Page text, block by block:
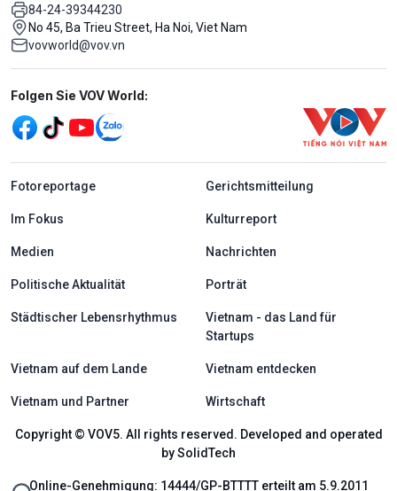
84-24-39344230
No 45, Ba Trieu Street, Ha Noi, Viet Nam
vovworld@vov.vn
Mạng xã hội
Folgen Sie VOV World:
menu footer tiếng Đức
Fotoreportage Gerichtsmitteilung
Im Fokus Kulturreport
Medien Nachrichten
Politische Aktualität Porträt
Städtischer Lebensrhythmus
Vietnam - das Land für
Startups
Vietnam auf dem Lande Vietnam entdecken
Vietnam und Partner Wirtschaft
Copyright © VOV5. All rights reserved. Developed and operated
by SolidTech
Online-Genehmigung: 14444/GP-BTTTT erteilt am 5.9.2011